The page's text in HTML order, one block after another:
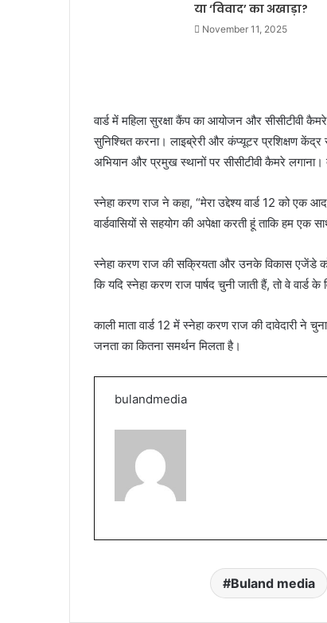
या ‘विवाद’ का अखाड़ा?
November 11, 2025
वार्ड में महिला सुरक्षा कैंप का आयोजन और सीसीटीवी
सुनिश्चित करना। लाइब्रेरी और कंप्यूटर प्रशिक्षण केंद्र
अभियान और प्रमुख स्थानों पर सीसीटीवी कैमरे
स्नेहा करण राज ने कहा, “मेरा उद्देश्य वार्ड 12 को एक
वार्डवासियों से सहयोग की अपेक्षा करती हूं ताकि हम
स्नेहा करण राज की सक्रियता और उनके विकास एजेंडे को
कि यदि स्नेहा करण राज पार्षद चुनी जाती हैं, तो वे
काली माता वार्ड 12 में स्नेहा करण राज की दावेदारी ने
जनता का कितना समर्थन मिलता है।
bulandmedia
Buland media